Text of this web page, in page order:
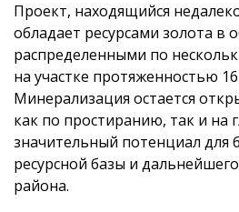
Проект, находящийся
обладает ресурсами золота в
распределенными по
на участке протяженностью
Минерализация остается
как по простиранию, так и на
значительный потенциал для
ресурсной базы и
района.